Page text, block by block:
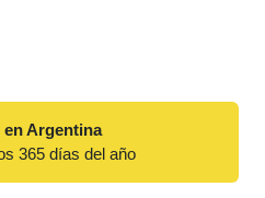
en Argentina
365 días del año